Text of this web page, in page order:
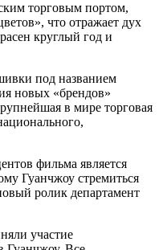
торговым портом,
что отражает дух
круглый год и
под названием
новых «брендов»
в мире торговая
фильма является
Гуанчжоу стремиться
ролик департамент
участие